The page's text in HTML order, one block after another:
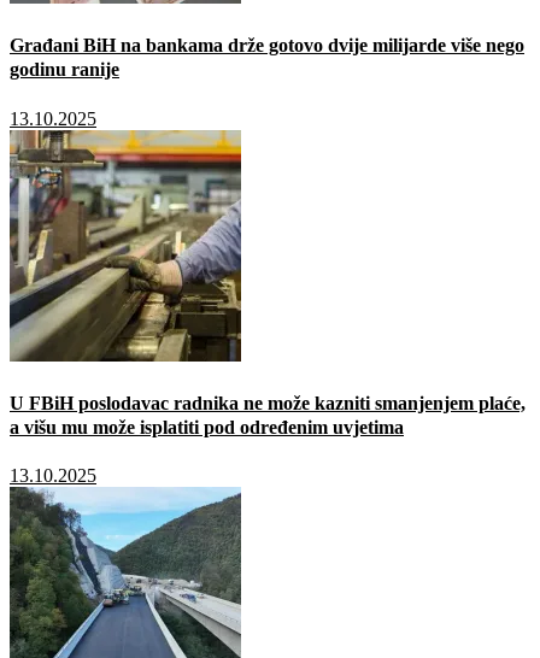
Građani BiH na bankama drže gotovo dvije milijarde više nego
godinu ranije
13.10.2025
U FBiH poslodavac radnika ne može kazniti smanjenjem plaće,
a višu mu može isplatiti pod određenim uvjetima
13.10.2025